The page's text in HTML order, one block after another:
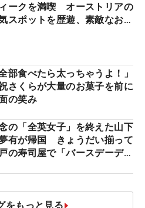
ークを満喫 オーストリアの
スポットを歴遊、素敵なお土
全部食べたら太っちゃうよ！」
さくらが大量のお菓子を前に
の笑み
の「全英女子」を終えた山下
有が帰国 きょうだい揃って
の寿司屋で「バースデーディ
をもっと見る